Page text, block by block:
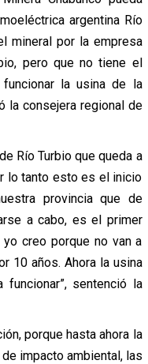
argentina Río
mineral por la empresa
pero que no tiene el
la usina de la
la consejera regional de
Río Turbio que queda a
lo tanto esto es el inicio
provincia que de
a cabo, es el primer
creo porque no van a
10 años. Ahora la usina
sentenció la
porque hasta ahora la
impacto ambiental, las